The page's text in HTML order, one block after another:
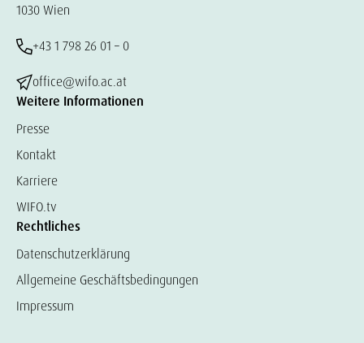
1030 Wien
+43 1 798 26 01 – 0
office@wifo.ac.at
Weitere Informationen
Presse
Kontakt
Karriere
WIFO.tv
Rechtliches
Datenschutzerklärung
Allgemeine Geschäftsbedingungen
Impressum